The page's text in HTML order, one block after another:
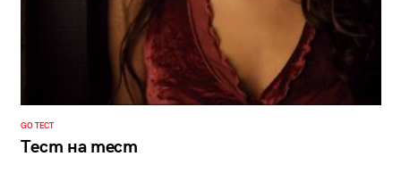
GO ТЕСТ
Тест на тест